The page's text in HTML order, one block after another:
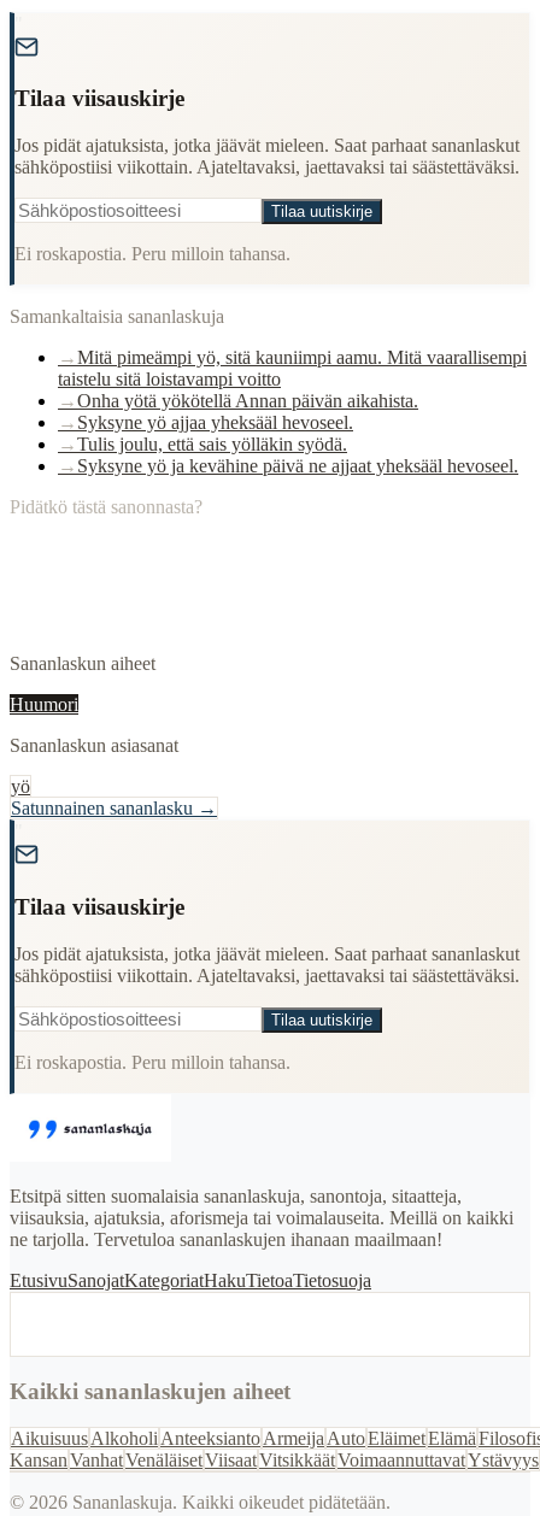
Origin:
Period:
Tilaa viisauskirje
Jos pidät ajatuksista, jotka jäävät mieleen. Saat parhaat sananlaskut
sähköpostiisi viikottain. Ajateltavaksi, jaettavaksi tai säästettäväksi.
Tilaa uutiskirje
Ei roskapostia. Peru milloin tahansa.
Samankaltaisia sananlaskuja
→Mitä pimeämpi yö, sitä kauniimpi aamu. Mitä vaarallisempi
taistelu sitä loistavampi voitto
→Onha yötä yökötellä Annan päivän aikahista.
→ Syksyne yö ajjaa yheksääl hevoseel.
→Tulis joulu, että sais yölläkin syödä.
→ Syksyne yö ja kevähine päivä ne ajjaat yheksääl hevoseel.
Pidätkö tästä sanonnasta?
Sananlaskun aiheet
Huumori
Sananlaskun asiasanat
yö
Satunnainen sananlasku →
Tilaa viisauskirje
Jos pidät ajatuksista, jotka jäävät mieleen. Saat parhaat sananlaskut
sähköpostiisi viikottain. Ajateltavaksi, jaettavaksi tai säästettäväksi.
Tilaa uutiskirje
Ei roskapostia. Peru milloin tahansa.
Etsitpä sitten suomalaisia sananlaskuja, sanontoja, sitaatteja,
viisauksia, ajatuksia, aforismeja tai voimalauseita. Meillä on kaikki
ne tarjolla. Tervetuloa sananlaskujen ihanaan maailmaan!
EtusivuSanojatKategoriatHakuTietoaTietosuoja
Kaikki sananlaskujen aiheet
AikuisuusAlkoholi AnteeksiantoArmeija AutoEläimetElämä
KansanVanhatVenäläisetViisaatVitsikkäätVoimaannuttavatYstävyys
© 2026 Sananlaskuja. Kaikki oikeudet pidätetään.